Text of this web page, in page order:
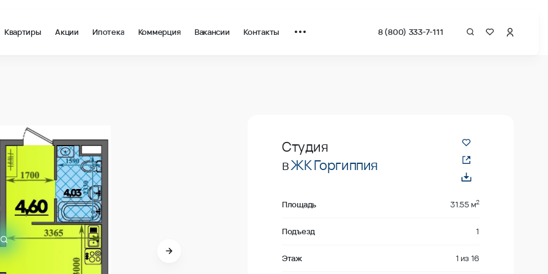
Квартиры Акции Ипотека Коммерция Вакансии Контакты 8 (800) 333-7-111
Студия
вЖК Горгиппия
Площадь 31.55 м2
Подъезд 1
Этаж 1 из 16